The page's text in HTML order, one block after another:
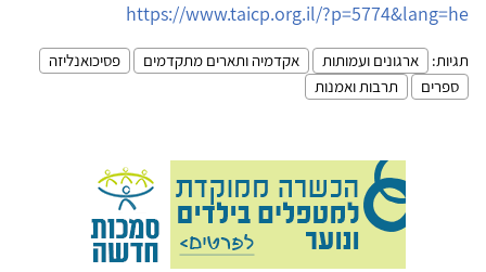
https://www.taicp.org.il/?p=5774&lang=he
תגיות: ארגונים ועמותות אקדמיה ותארים מתקדמים
פסיכואנליזה
ספרים
תרבות ואמנות